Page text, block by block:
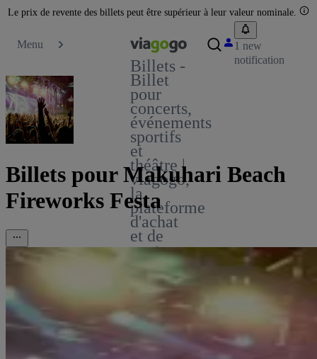
Le prix de revente des billets peut être supérieur à leur valeur nominale.
Menu
Billets -
Billet
pour
concerts,
événements
sportifs
et
théâtre |
viagogo,
la
plateforme
d'achat
et de
vente
de
billets
1 new
notification
Billets pour Makuhari Beach
Fireworks Festa